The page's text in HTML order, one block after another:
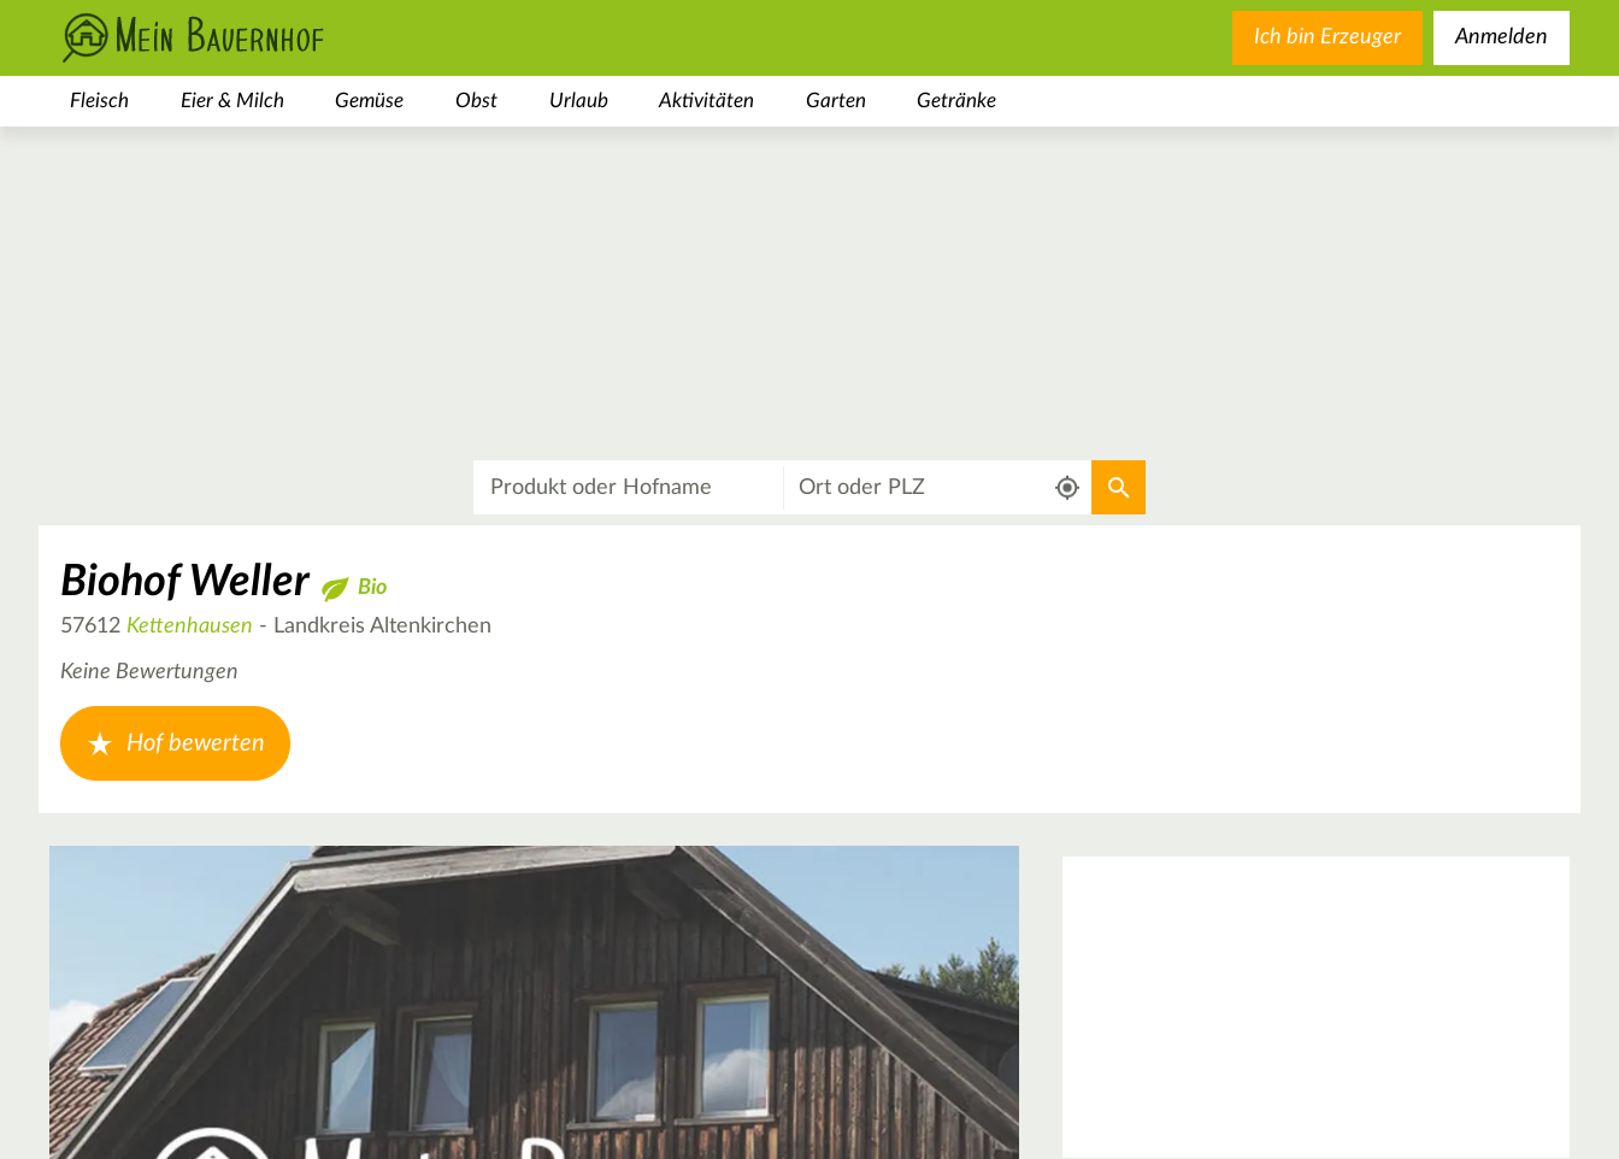
Ich bin Erzeuger Anmelden
Fleisch Eier & Milch Gemüse Obst Urlaub Aktivitäten Garten Getränke
Aktuellen Standort verwenden
Biohof Weller
Bio
57612 Kettenhausen - Landkreis Altenkirchen
Keine Bewertungen
Hof bewerten